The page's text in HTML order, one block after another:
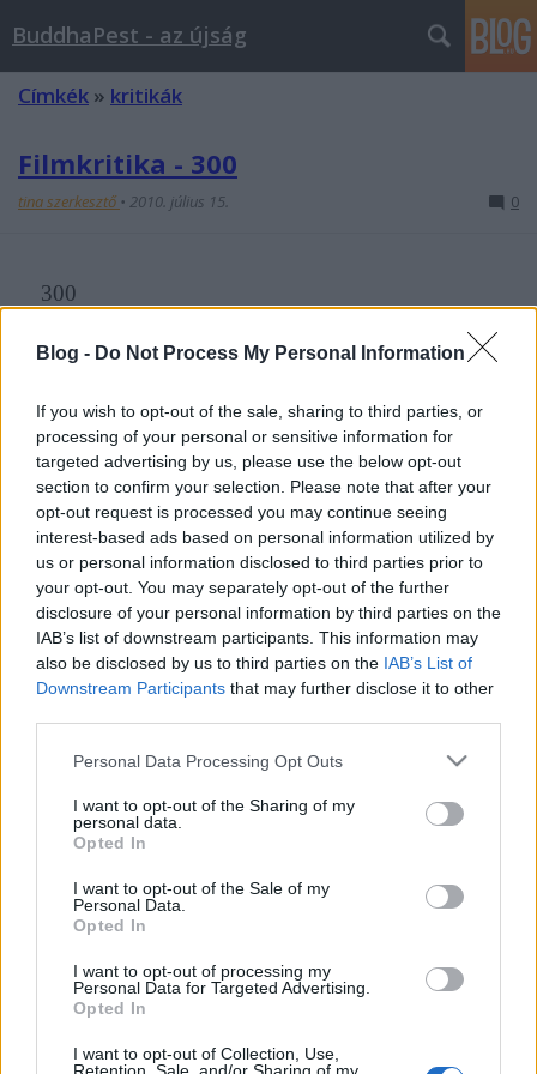
Blog - Do Not Process My Personal Information
If you wish to opt-out of the sale, sharing to third parties, or
processing of your personal or sensitive information for
targeted advertising by us, please use the below opt-out
section to confirm your selection. Please note that after your
opt-out request is processed you may continue seeing
interest-based ads based on personal information utilized by
us or personal information disclosed to third parties prior to
your opt-out. You may separately opt-out of the further
disclosure of your personal information by third parties on the
IAB’s list of downstream participants. This information may
also be disclosed by us to third parties on the IAB’s List of
Downstream Participants that may further disclose it to other
Please note that this website/app uses one or more Google
not limited to your visit or usage behaviour. You may click to
grant or deny consent to Google and its third-party tags to
use your data for below specified purposes in below Google
consent section.
Personal Data Processing Opt Outs
I want to opt-out of the Sharing of my
personal data.
Opted In
I want to opt-out of the Sale of my
Personal Data.
Opted In
I want to opt-out of processing my
Personal Data for Targeted Advertising.
Opted In
I want to opt-out of Collection, Use,
BuddhaPest - az újság
Címkék » kritikák
Filmkritika - 300
tina szerkesztő • 2010. július 15. 0
300
Zack Snyder amerikai rendező csaknem kétórás filmje
eseményét, a thermopülai csatát ...
Kritika - Érzelmi zsarolás 2.
tina szerkesztő•2010. június 06.
Kritika
Érzelmi zsarolás II.
– A függőség a zsarolás ikertestvére? –
Előző fejezetünkben felszínesen tárgyaltuk a rejtett
Művészeti rovat: Művészet más
szemmel
tina szerkesztő •2010. május 25.
Művészet más szemmel
felkészületlenül érik az embert. Szerintem tökéletes példa erre, az